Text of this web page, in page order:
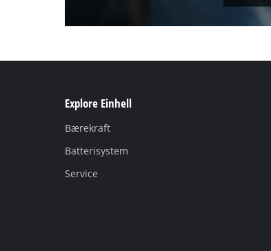
Explore Einhell
Bærekraft
Batterisystem
Service